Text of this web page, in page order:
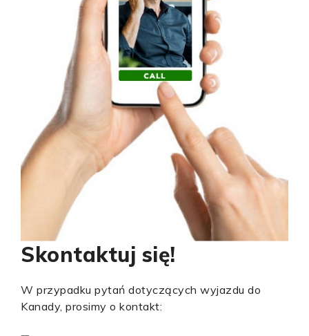
Skontaktuj się!
W przypadku pytań dotyczących wyjazdu do
Kanady, prosimy o kontakt: